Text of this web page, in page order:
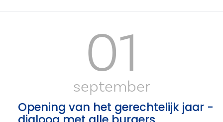
01
september
Opening van het gerechtelijk jaar -